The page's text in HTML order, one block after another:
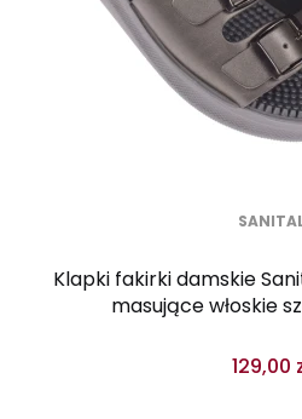
Klapki fakirki damskie
masujące włoskie
129,00